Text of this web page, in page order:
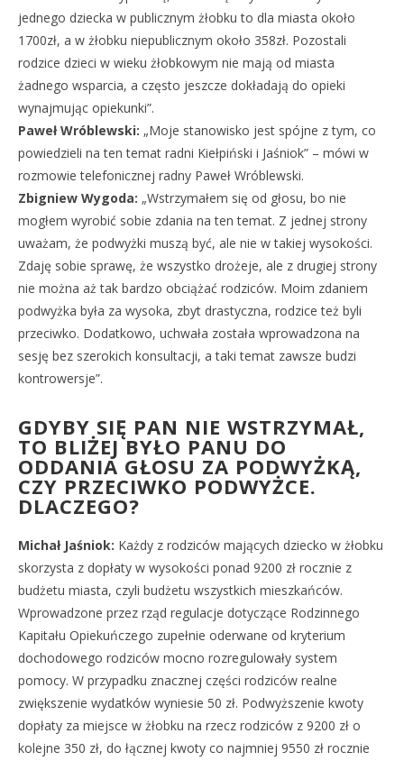
jednego dziecka w publicznym żłobku to dla miasta około
1700zł, a w żłobku niepublicznym około 358zł. Pozostali
rodzice dzieci w wieku żłobkowym nie mają od miasta
żadnego wsparcia, a często jeszcze dokładają do opieki
wynajmując opiekunki”.
Paweł Wróblewski: „Moje stanowisko jest spójne z tym, co
powiedzieli na ten temat radni Kiełpiński i Jaśniok” – mówi w
rozmowie telefonicznej radny Paweł Wróblewski.
Zbigniew Wygoda: „Wstrzymałem się od głosu, bo nie
mogłem wyrobić sobie zdania na ten temat. Z jednej strony
uważam, że podwyżki muszą być, ale nie w takiej wysokości.
Zdaję sobie sprawę, że wszystko drożeje, ale z drugiej strony
nie można aż tak bardzo obciążać rodziców. Moim zdaniem
podwyżka była za wysoka, zbyt drastyczna, rodzice też byli
przeciwko. Dodatkowo, uchwała została wprowadzona na
sesję bez szerokich konsultacji, a taki temat zawsze budzi
kontrowersje”.
GDYBY SIĘ PAN NIE WSTRZYMAŁ,
TO BLIŻEJ BYŁO PANU DO
ODDANIA GŁOSU ZA PODWYŻKĄ,
CZY PRZECIWKO PODWYŻCE.
DLACZEGO?
Michał Jaśniok: Każdy z rodziców mających dziecko w żłobku
skorzysta z dopłaty w wysokości ponad 9200 zł rocznie z
budżetu miasta, czyli budżetu wszystkich mieszkańców.
Wprowadzone przez rząd regulacje dotyczące Rodzinnego
Kapitału Opiekuńczego zupełnie oderwane od kryterium
dochodowego rodziców mocno rozregulowały system
pomocy. W przypadku znacznej części rodziców realne
zwiększenie wydatków wyniesie 50 zł. Podwyższenie kwoty
dopłaty za miejsce w żłobku na rzecz rodziców z 9200 zł o
kolejne 350 zł, do łącznej kwoty co najmniej 9550 zł rocznie